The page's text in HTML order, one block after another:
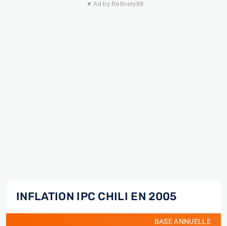
▼ Ad by Refinery89
INFLATION IPC CHILI EN 2005
BASE ANNUELLE